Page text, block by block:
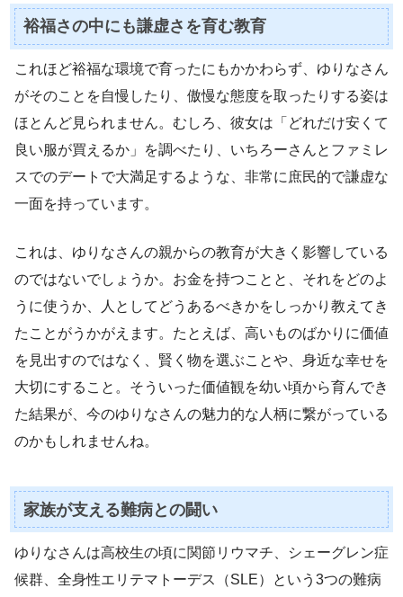
裕福さの中にも謙虚さを育む教育
これほど裕福な環境で育ったにもかかわらず、ゆりなさん
がそのことを自慢したり、傲慢な態度を取ったりする姿は
ほとんど見られません。むしろ、彼女は「どれだけ安くて
良い服が買えるか」を調べたり、いちろーさんとファミレ
スでのデートで大満足するような、非常に庶民的で謙虚な
一面を持っています。
これは、ゆりなさんの親からの教育が大きく影響している
のではないでしょうか。お金を持つことと、それをどのよ
うに使うか、人としてどうあるべきかをしっかり教えてき
たことがうかがえます。たとえば、高いものばかりに価値
を見出すのではなく、賢く物を選ぶことや、身近な幸せを
大切にすること。そういった価値観を幼い頃から育んでき
た結果が、今のゆりなさんの魅力的な人柄に繋がっている
のかもしれませんね。
家族が支える難病との闘い
ゆりなさんは高校生の頃に関節リウマチ、シェーグレン症
候群、全身性エリテマトーデス（SLE）という3つの難病